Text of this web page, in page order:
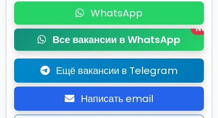
WhatsApp
Все вакансии в WhatsApp
New
Ещё вакансии в Telegram
Написать email